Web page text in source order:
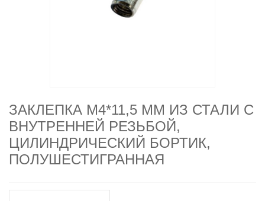
ЗАКЛЕПКА M4*11,5 ММ ИЗ СТАЛИ С
ВНУТРЕННЕЙ РЕЗЬБОЙ,
ЦИЛИНДРИЧЕСКИЙ БОРТИК,
ПОЛУШЕСТИГРАННАЯ